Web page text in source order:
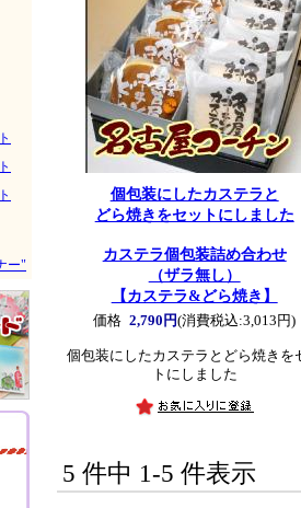
個包装にしたカステラと
どら焼きをセットにしました
カステラ個包装詰め合わせ
（ザラ無し）
【カステラ&どら焼き】
価格 2,790円(消費税込:3,013円)
個包装にしたカステラとどら焼きを
トにしました
5 件中 1-5 件表示